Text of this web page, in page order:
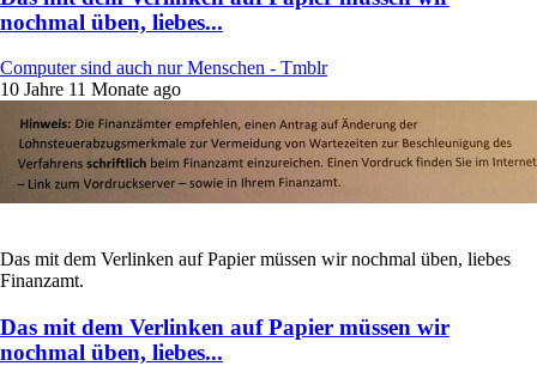
nochmal üben, liebes...
Computer sind auch nur Menschen - Tmblr
10 Jahre 11 Monate ago
Das mit dem Verlinken auf Papier müssen wir nochmal üben, liebes
Finanzamt.
Das mit dem Verlinken auf Papier müssen wir
nochmal üben, liebes...